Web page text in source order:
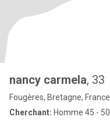
nancy carmela, 33
Fougères, Bretagne, France
Cherchant: Homme 45 - 50